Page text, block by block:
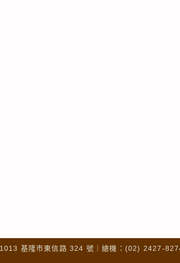
基隆市東信路 324 號｜總機：(02) 2427-